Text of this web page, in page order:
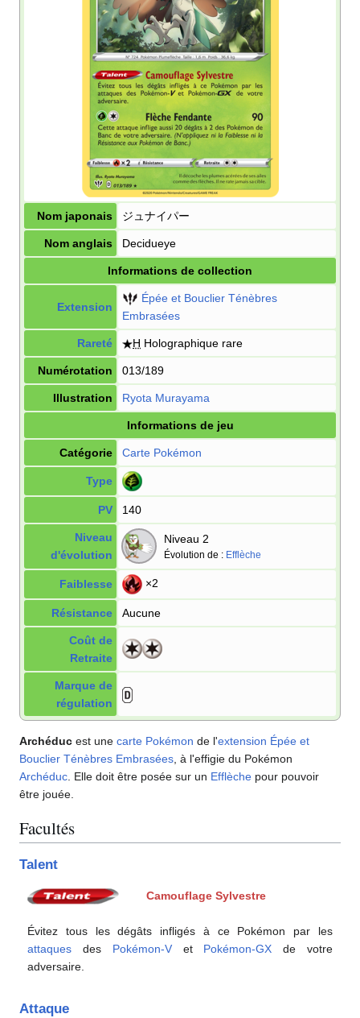
Nom japonais ジュナイパー
Nom anglais Decidueye
Informations de collection
Extension
Épée et Bouclier Ténèbres
Embrasées
Rareté H Holographique rare
Numérotation 013/189
Illustration Ryota Murayama
Informations de jeu
Catégorie Carte Pokémon
Type
PV 140
Niveau
d'évolution
Niveau 2
Évolution de : Efflèche
Faiblesse ×2
Résistance Aucune
Coût de
Retraite
Marque de
régulation
Archéduc est une carte Pokémon de l'extension Épée et
Bouclier Ténèbres Embrasées , à l'effigie du Pokémon
Archéduc . Elle doit être posée sur un Efflèche pour pouvoir
être jouée.
Facultés
Talent
Camouflage Sylvestre
Évitez tous les dégâts infligés à ce Pokémon par les
attaques des Pokémon-Vet Pokémon-GX de votre
adversaire.
Attaque